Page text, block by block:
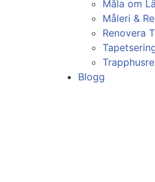
Måla om
Måleri &
Renovera
Blogg